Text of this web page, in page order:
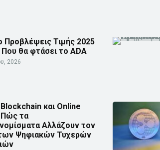
Προβλέψεις Τιμής 2025
Που θα φτάσει το ADA
2026
και Online
Πώς τα
Αλλάζουν τον
Ψηφιακών Τυχερών